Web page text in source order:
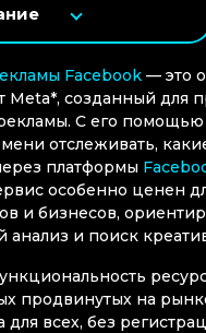
Facebook — это
Meta*, созданный для
С его
отслеживать,
платформы
особенно ценен
и бизнесов,
анализ и поиск
продвинутых на
для всех, без